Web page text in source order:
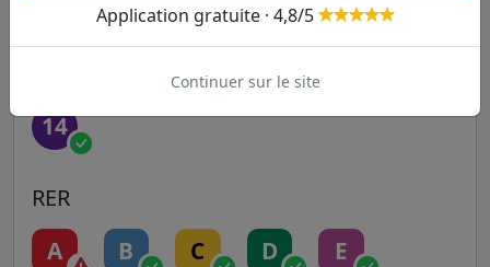
14
RER
A B C D E
Application gratuite · 4,8/5
Continuer sur le site